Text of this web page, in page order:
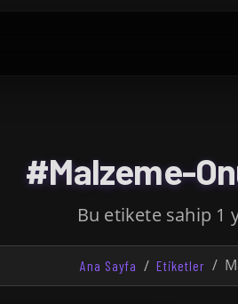
#Malzeme-
Bu etikete sahip 1
Ana Sayfa Etiketler